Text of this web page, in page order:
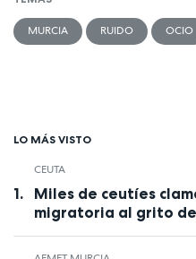
MURCIA RUIDO OCIO
LO MÁS VISTO
CEUTA
Miles de ceutíes
migratoria al grito de